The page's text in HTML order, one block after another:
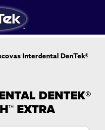
Interdental DenTek®
DENTEK®
EXTRA